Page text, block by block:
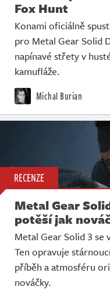
Fox Hunt
Konami oficiálně
pro Metal Gear Solid
napínavé střety v
kamufláže.
Michal Burian
RECENZE
Metal Gear
potěší jak
Metal Gear Solid 3
Ten opravuje
příběh a atmosféru
nováčky.